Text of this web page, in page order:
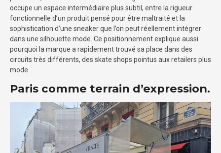
occupe un espace intermédiaire plus subtil, entre la rigueur
fonctionnelle d’un produit pensé pour être maltraité et la
sophistication d’une sneaker que l’on peut réellement intégrer
dans une silhouette mode. Ce positionnement explique aussi
pourquoi la marque a rapidement trouvé sa place dans des
circuits très différents, des skate shops pointus aux retailers plus
mode.
Paris comme terrain d’expression.